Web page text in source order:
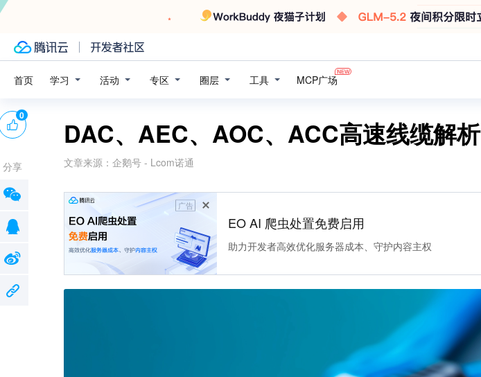
首页 学习 活动 专区 圈层 工具 MCP广场
DAC、AEC、AOC、ACC高速线缆解析
文章来源： 企鹅号 - Lcom诺通
广告
EO AI 爬虫处置免费启用
助力开发者高效优化服务器成本、守护内容主权
0
分享